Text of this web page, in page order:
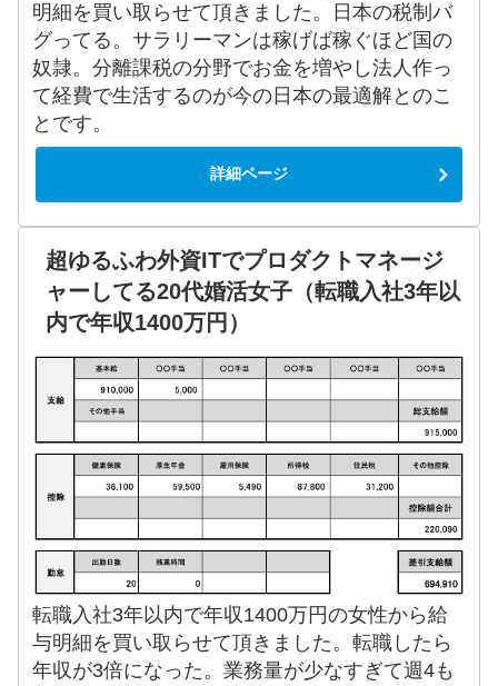
明細を買い取らせて頂きました。日本の税制バ
グってる。サラリーマンは稼げば稼ぐほど国の
奴隷。分離課税の分野でお金を増やし法人作っ
て経費で生活するのが今の日本の最適解とのこ
とです。
詳細ページ
超ゆるふわ外資ITでプロダクトマネージ
ャーしてる20代婚活女子（転職入社3年以
内で年収1400万円）
転職入社3年以内で年収1400万円の女性から給
与明細を買い取らせて頂きました。転職したら
年収が3倍になった。業務量が少なすぎて週4も